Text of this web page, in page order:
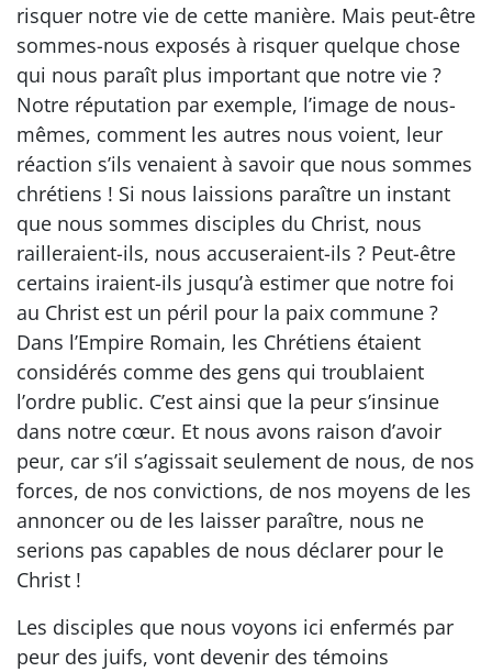
risquer notre vie de cette manière. Mais peut-être
sommes-nous exposés à risquer quelque chose
qui nous paraît plus important que notre vie ?
Notre réputation par exemple, l’image de nous-
mêmes, comment les autres nous voient, leur
réaction s’ils venaient à savoir que nous sommes
chrétiens ! Si nous laissions paraître un instant
que nous sommes disciples du Christ, nous
railleraient-ils, nous accuseraient-ils ? Peut-être
certains iraient-ils jusqu’à estimer que notre foi
au Christ est un péril pour la paix commune ?
Dans l’Empire Romain, les Chrétiens étaient
considérés comme des gens qui troublaient
l’ordre public. C’est ainsi que la peur s’insinue
dans notre cœur. Et nous avons raison d’avoir
peur, car s’il s’agissait seulement de nous, de nos
forces, de nos convictions, de nos moyens de les
annoncer ou de les laisser paraître, nous ne
serions pas capables de nous déclarer pour le
Christ !
Les disciples que nous voyons ici enfermés par
peur des juifs, vont devenir des témoins